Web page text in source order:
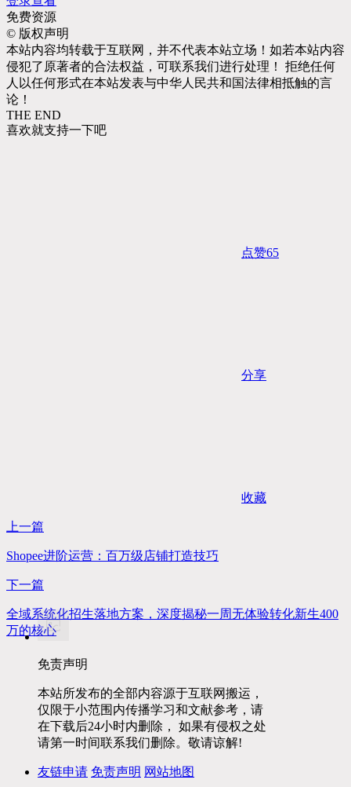
免费资源
© 版权声明
本站内容均转载于互联网，并不代表本站立场！如若本站内容
侵犯了原著者的合法权益，可联系我们进行处理！ 拒绝任何
人以任何形式在本站发表与中华人民共和国法律相抵触的言
论！
THE END
喜欢就支持一下吧
点赞65
分享
收藏
上一篇
Shopee进阶运营：百万级店铺打造技巧
下一篇
全域系统化招生落地方案，深度揭秘一周无体验转化新生400
万的核心
免责声明
本站所发布的全部内容源于互联网搬运，
仅限于小范围内传播学习和文献参考，请
在下载后24小时内删除， 如果有侵权之处
请第一时间联系我们删除。敬请谅解!
友链申请 免责声明 网站地图